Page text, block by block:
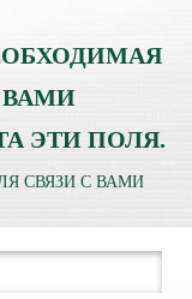
ВАМИ
ЭТИ ПОЛЯ.
СВЯЗИ С ВАМИ